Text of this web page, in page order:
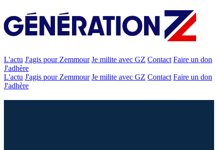
L'actu J'agis pour Zemmour Je milite avec GZ Contact Faire un don
J'adhère
L'actu J'agis pour Zemmour Je milite avec GZ Contact Faire un don
J'adhère